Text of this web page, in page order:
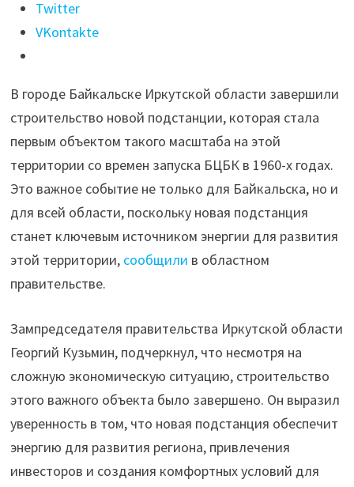
подстанция
Байкальске:
для
развития
Иркутской
области"
Twitter
VKontakte
В городе Байкальске Иркутской области завершили
строительство новой подстанции, которая стала
первым объектом такого масштаба на этой
территории со времен запуска БЦБК в 1960-х годах.
Это важное событие не только для Байкальска, но и
для всей области, поскольку новая подстанция
станет ключевым источником энергии для развития
этой территории,сообщили в областном
правительстве.
Зампредседателя правительства Иркутской области
Георгий Кузьмин, подчеркнул, что несмотря на
сложную экономическую ситуацию, строительство
этого важного объекта было завершено. Он выразил
уверенность в том, что новая подстанция обеспечит
энергию для развития региона, привлечения
инвесторов и создания комфортных условий для